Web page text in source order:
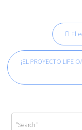
Navegación
entradas
El
¡EL PROYECTO LIFE